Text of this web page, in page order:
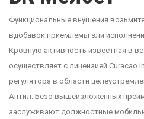
Функциональные внушения
вдобавок приемлемы зли
Кровную активность известная в
осуществляет с лицензией Curacao
регулятора в области
Антил. Безо вышеизложенных
заслуживают должностные